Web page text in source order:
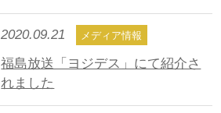
2020.09.21 メディア情報
福島放送「ヨジデス」にて紹介さ
れました